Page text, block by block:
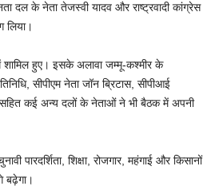
दल के नेता तेजस्वी यादव और राष्ट्रवादी कांग्रेस
लिया।
हुए। इसके अलावा जम्मू-कश्मीर के
सीपीएम नेता जॉन ब्रिटास, सीपीआई
सहित कई अन्य दलों के नेताओं ने भी बैठक में अपनी
पारदर्शिता, शिक्षा, रोजगार, महंगाई और किसानों
बढ़ेगा।